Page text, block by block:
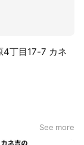
4丁目17-7 カネ
See more